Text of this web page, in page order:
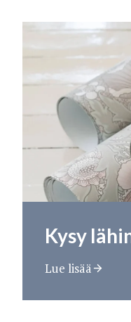
Kysy
Lue lisää